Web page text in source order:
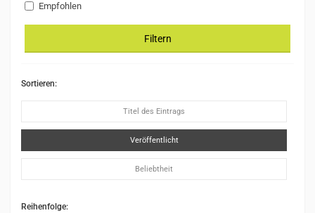
Empfohlen
Filtern
Sortieren:
Titel des Eintrags
Veröffentlicht
Beliebtheit
Reihenfolge: